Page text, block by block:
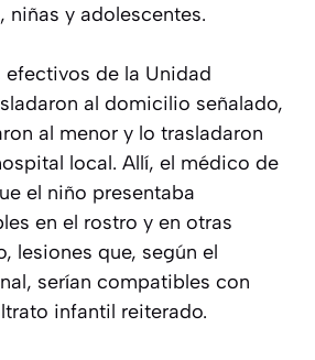
niñas y adolescentes.
efectivos de la Unidad
al domicilio señalado,
al menor y lo trasladaron
local. Allí, el médico de
el niño presentaba
en el rostro y en otras
lesiones que, según el
serían compatibles con
infantil reiterado.